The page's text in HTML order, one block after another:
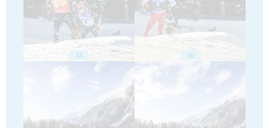
35 36